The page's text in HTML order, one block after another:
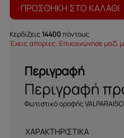
ΠΡΟΣΘΉΚΗ ΣΤΟ ΚΑΛΆΘΙ
Κερδίζεις 14400 πόντους
Έχεις απορίες; Επικοινώνησε μαζί
Περιγραφή
Περιγραφή
Φωτιστικό οροφής VALPARAISO